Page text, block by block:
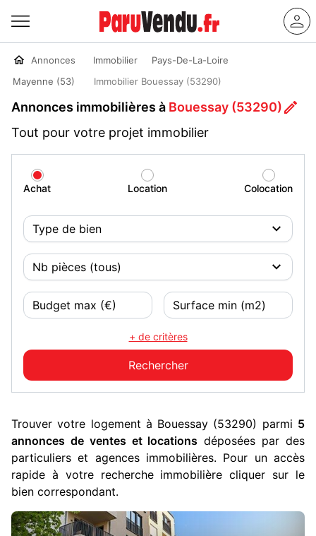
Annonces Immobilier
Pays-De-La-Loire
Mayenne (53)
Immobilier Bouessay (53290)
Annonces immobilières à Bouessay (53290)
Tout pour votre projet immobilier
Achat Location Colocation
+ de critères
Trouver votre logement à Bouessay (53290) parmi 5
annonces de ventes et locations déposées par des
particuliers et agences immobilières. Pour un accès
rapide à votre recherche immobilière cliquer sur le
bien correspondant.